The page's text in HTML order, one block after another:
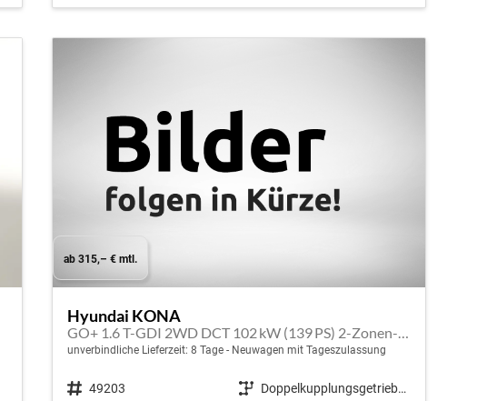
ab 315,– € mtl.
Hyundai KONA
unverbindliche Lieferzeit: 8 Tage Neuwagen mit Tageszulassung
Fahrzeugnr. 49203 Getriebe
Doppelkupplungsgetriebe (DSG)